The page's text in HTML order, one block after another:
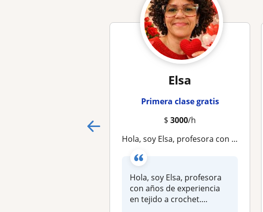
Elsa
Primera clase gratis
$3000/h
Hola, soy Elsa, profesora con años de experiencia en tejido a crochet. Enseño desde nivel principiante hasta intermedio
Hola, soy Elsa, profesora
con años de experiencia
en tejido a crochet.